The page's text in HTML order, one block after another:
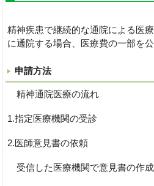
精神疾患で継続的な通院による医
に通院する場合、医療費の一部を公
申請方法
精神通院医療の流れ
1.指定医療機関の受診
2.医師意見書の依頼
受信した医療機関で意見書の作成